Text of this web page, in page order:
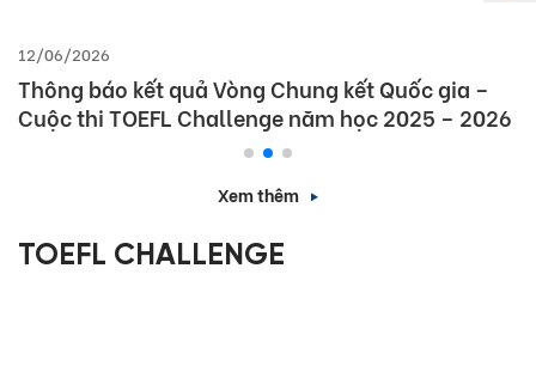
12/06/2026
Thông báo kết quả Vòng Chung kết Quốc gia –
Cuộc thi TOEFL Challenge năm học 2025 – 2026
Xem thêm
TOEFL CHALLENGE